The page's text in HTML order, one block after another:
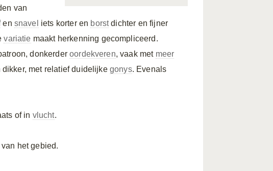
van
en snavel iets korter en borstdichter en fijner
variatie maakt herkenning gecompliceerd.
donkerderoordekveren, vaak met meer
dikker, met relatief duidelijke gonys. Evenals
of in vlucht.
het gebied.